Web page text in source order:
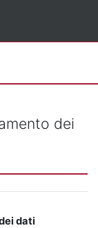
dei
dati